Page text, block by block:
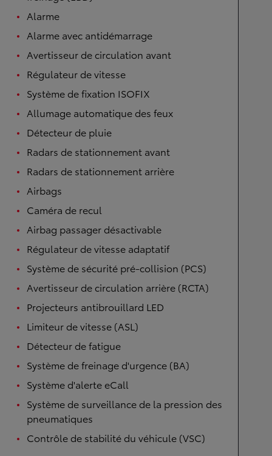
Alarme
Alarme avec antidémarrage
Avertisseur de circulation avant
Régulateur de vitesse
Système de fixation ISOFIX
Allumage automatique des feux
Détecteur de pluie
Radars de stationnement avant
Radars de stationnement arrière
Airbags
Caméra de recul
Airbag passager désactivable
Régulateur de vitesse adaptatif
Système de sécurité pré-collision (PCS)
Avertisseur de circulation arrière (RCTA)
Projecteurs antibrouillard LED
Limiteur de vitesse (ASL)
Détecteur de fatigue
Système de freinage d'urgence (BA)
Système d'alerte eCall
Système de surveillance de la pression des
pneumatiques
Contrôle de stabilité du véhicule (VSC)